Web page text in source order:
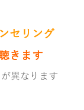
セリング
きます
異なります